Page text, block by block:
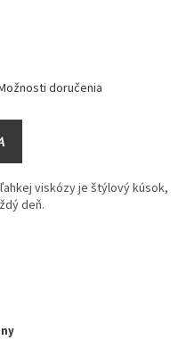
doručenia
viskózy je štýlový kúsok,
deň.